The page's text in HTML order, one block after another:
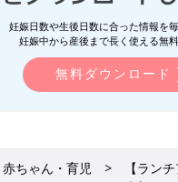
妊娠日数や生後日数に合った情報を
妊娠中から産後まで長く使える無
無料ダウンロード
赤ちゃん・育児
【ラン